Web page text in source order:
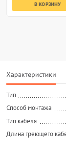
В КОРЗИНУ
Характеристики
Тип
Способ монтажа
Тип кабеля
Длина греющего